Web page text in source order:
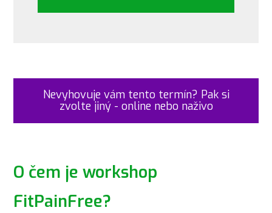
Nevyhovuje vám tento termín? Pak si
zvolte jiný - online nebo naživo
O čem je workshop
FitPainFree?